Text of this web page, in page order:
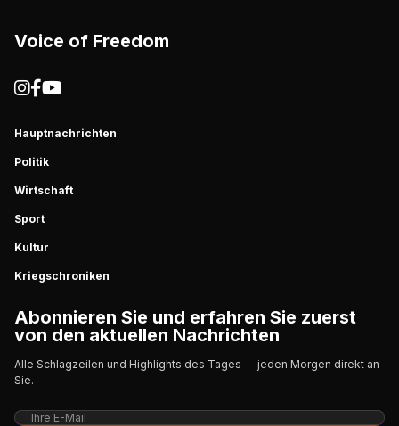
Voice of Freedom
Hauptnachrichten
Politik
Wirtschaft
Sport
Kultur
Kriegschroniken
Abonnieren Sie und erfahren Sie zuerst
von den aktuellen Nachrichten
Alle Schlagzeilen und Highlights des Tages — jeden Morgen direkt an
Sie.